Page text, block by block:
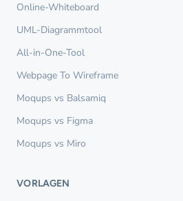
Online-Whiteboard
UML-Diagrammtool
All-in-One-Tool
Webpage To Wireframe
Moqups vs Balsamiq
Moqups vs Figma
Moqups vs Miro
VORLAGEN